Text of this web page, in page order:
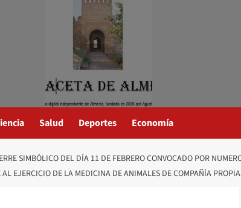
Salud Deportes Economía
SIMBÓLICO DEL DÍA 11 DE FEBRERO CONVOCADO POR
EJERCICIO DE LA MEDICINA DE ANIMALES DE COMPAÑÍA